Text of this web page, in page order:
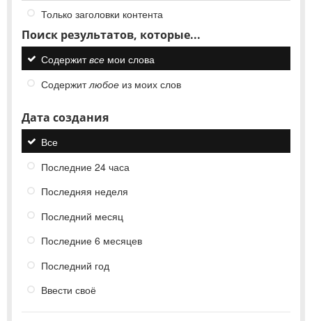
Только заголовки контента
Поиск результатов, которые...
Содержитвсе мои слова
Содержитлюбое из моих слов
Дата создания
Все
Последние 24 часа
Последняя неделя
Последний месяц
Последние 6 месяцев
Последний год
Ввести своё